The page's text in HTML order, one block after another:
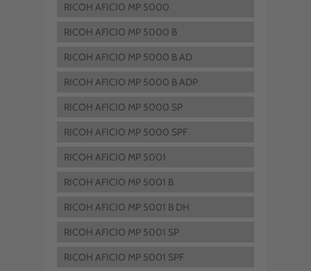
RICOH AFICIO MP 5000
RICOH AFICIO MP 5000 B
RICOH AFICIO MP 5000 B AD
RICOH AFICIO MP 5000 B ADP
RICOH AFICIO MP 5000 SP
RICOH AFICIO MP 5000 SPF
RICOH AFICIO MP 5001
RICOH AFICIO MP 5001 B
RICOH AFICIO MP 5001 B DH
RICOH AFICIO MP 5001 SP
RICOH AFICIO MP 5001 SPF